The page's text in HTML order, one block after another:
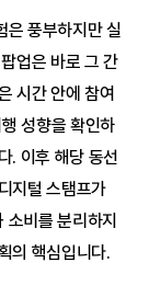
은 풍부하지만 실
업은 바로 그 간
시간 안에 참여
성향을 확인하
. 이후 해당 동선
지털 스탬프가
비를 분리하지
의 핵심입니다.